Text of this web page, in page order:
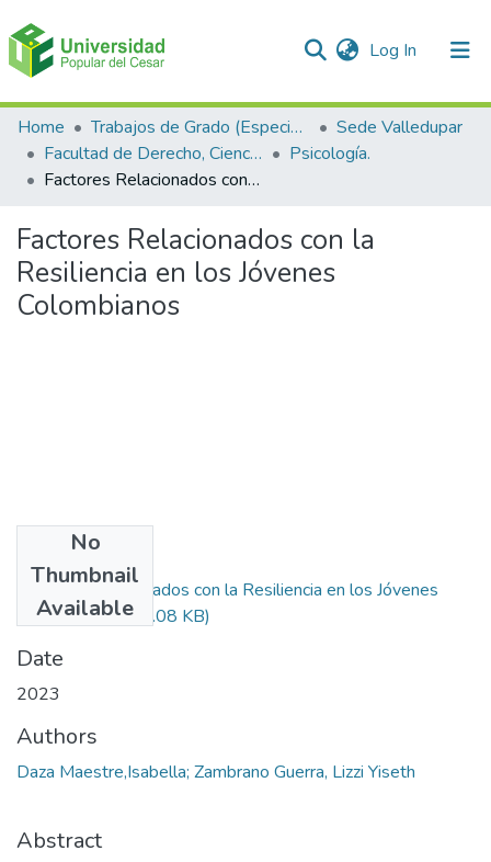
Log In (current)
Communities & Collections
All of DSpace
Home Trabajos de Grado (Especializaciones y Pregrados)
Sede Valledupar
Facultad de Derecho, Ciencias Políticas y Sociales.
Psicología.
Factores Relacionados con la Resiliencia en los Jóvenes Colombianos
Factores Relacionados con la
Resiliencia en los Jóvenes
Colombianos
No
Thumbnail
Available
Factores Relacionados con la Resiliencia en los Jóvenes
Colombianos(533.08 KB)
Date
2023
Authors
Daza Maestre,Isabella; Zambrano Guerra, Lizzi Yiseth
Abstract